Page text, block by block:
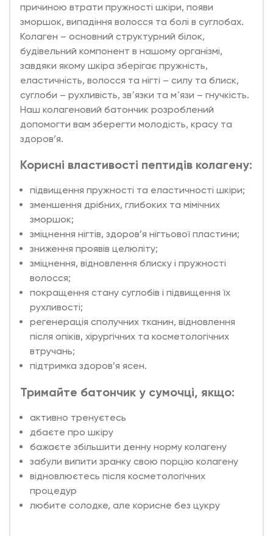
причиною втрати пружності шкіри, появи
зморшок, випадіння волосся та болі в суглобах.
Колаген – основний структурний білок,
будівельний компонент в нашому організмі,
завдяки якому шкіра зберігає пружність,
еластичність, волосся та нігті – силу та блиск,
суглоби – рухливість, звʼязки та мʼязи – гнучкість.
Наш колагеновий батончик розроблений
допомогти вам зберегти молодість, красу та
здоров’я.
Корисні властивості пептидів колагену:
підвищення пружності та еластичності шкіри;
зменшення дрібних, глибоких та мімічних
зморшок;
зміцнення нігтів, здоров’я нігтьової пластини;
зниження проявів целюліту;
зміцнення, відновлення блиску і пружності
волосся;
покращення стану суглобів і підвищення їх
рухливості;
регенерація сполучних тканин, відновлення
після опіків, хірургічних та косметологічних
втручань;
підтримка здоров’я ясен.
Тримайте батончик у сумочці, якщо:
активно тренуєтесь
дбаєте про шкіру
бажаєте збільшити денну норму колагену
забули випити зранку свою порцію колагену
відновлюєтесь після косметологічних
процедур
любите солодке, але корисне без цукру